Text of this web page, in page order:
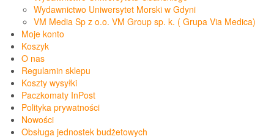
Wydawnictwo Uniwersytet Morski w Gdyni
VM Media Sp z o.o. VM Group sp. k. ( Grupa Via Medica)
Moje konto
Koszyk
O nas
Regulamin sklepu
Koszty wysyłki
Paczkomaty InPost
Polityka prywatności
Nowości
Obsługa jednostek budżetowych